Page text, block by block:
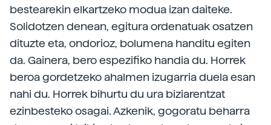
bestearekin elkartzeko modua izan daiteke.
Solidotzen denean, egitura ordenatuak osatzen
dituzte eta, ondorioz, bolumena handitu egiten
da. Gainera, bero espezifiko handia du. Horrek
beroa gordetzeko ahalmen izugarria duela esan
nahi du. Horrek bihurtu du ura biziarentzat
ezinbesteko osagai. Azkenik, gogoratu beharra